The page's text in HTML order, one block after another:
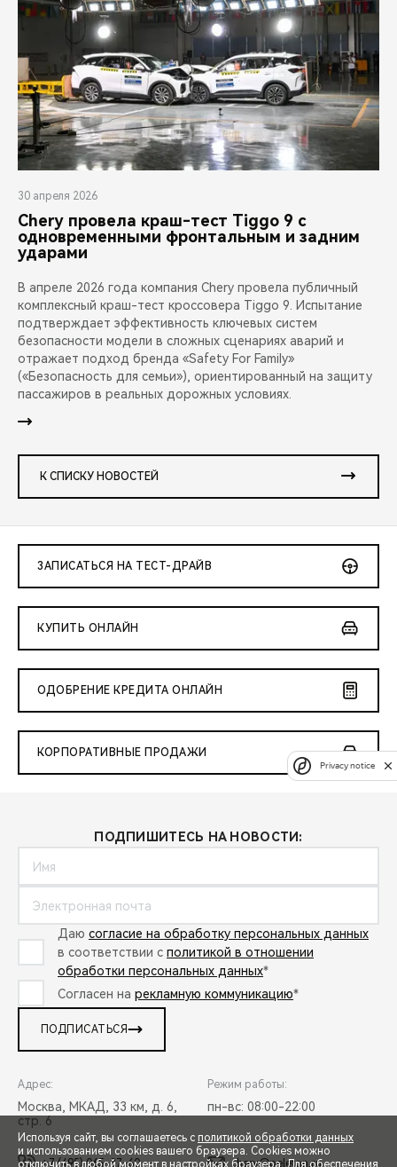
30 апреля 2026
Chery провела краш-тест Tiggo 9 с
одновременными фронтальным и задним
ударами
В апреле 2026 года компания Chery провела публичный
комплексный краш-тест кроссовера Tiggo 9. Испытание
подтверждает эффективность ключевых систем
безопасности модели в сложных сценариях аварий и
отражает подход бренда «Safety For Family»
(«Безопасность для семьи»), ориентированный на защиту
пассажиров в реальных дорожных условиях.
К СПИСКУ НОВОСТЕЙ
ЗАПИСАТЬСЯ НА ТЕСТ-ДРАЙВ
КУПИТЬ ОНЛАЙН
ОДОБРЕНИЕ КРЕДИТА ОНЛАЙН
КОРПОРАТИВНЫЕ ПРОДАЖИ
ПОДПИШИТЕСЬ НА НОВОСТИ:
Даю согласие на обработку персональных данных
в соответствии с политикой в отношении
обработки персональных данных*
Согласен на рекламную коммуникацию*
ПОДПИСАТЬСЯ
Адрес:
Москва, МКАД, 33 км, д. 6,
стр. 6
Режим работы:
пн-вс: 08:00-22:00
+7 (495) 065-37-60 chery@peleton.ru
Используя сайт, вы соглашаетесь с политикой обработки данных
и использованием cookies вашего браузера. Cookies можно
отключить в любой момент в настройках браузера. Для обеспечения
Privacy notice